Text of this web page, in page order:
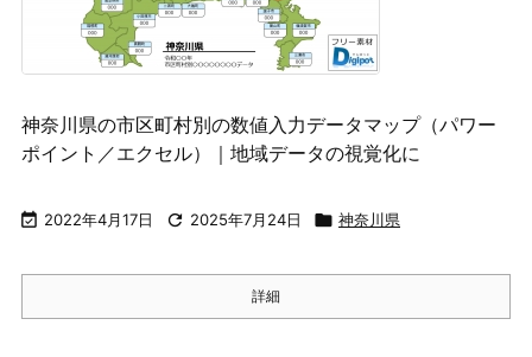
神奈川県の市区町村別の数値入力データマップ（パワー
ポイント／エクセル）｜地域データの視覚化に
 2022年4月17日  2025年7月24日  神奈川県
詳細